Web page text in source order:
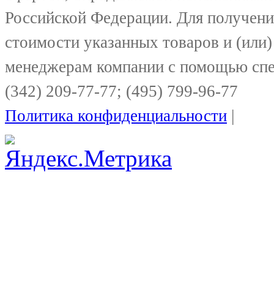
Российской Федерации. Для
стоимости указанных товаров и
менеджерам компании с помощью
(342) 209-77-77; (495) 799-96-77
Политика конфиденциальности |